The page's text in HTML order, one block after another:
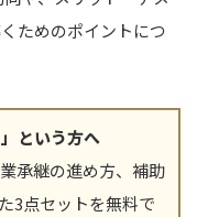
ためのポイントにつ
という方へ
承継の進め方、補助
3点セットを無料で